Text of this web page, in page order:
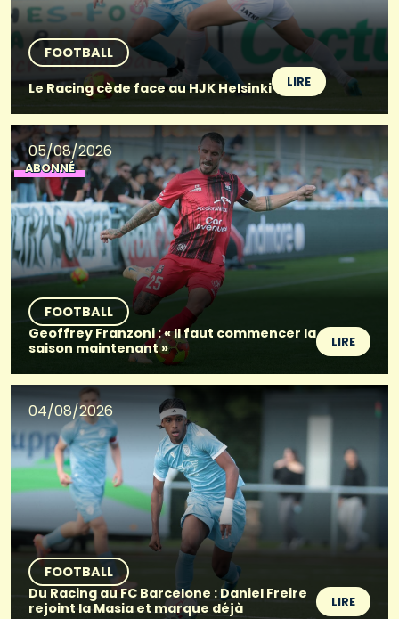
FOOTBALL
Le Racing cède face au HJK Helsinki
LIRE
05/08/2026
ABONNÉ
FOOTBALL
Geoffrey Franzoni : « Il faut commencer la
saison maintenant »
LIRE
04/08/2026
FOOTBALL
Du Racing au FC Barcelone : Daniel Freire
rejoint la Masia et marque déjà
LIRE